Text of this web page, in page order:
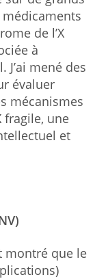
de l’X
à
mené des
évaluer
mécanismes
fragile, une
et
montré que le